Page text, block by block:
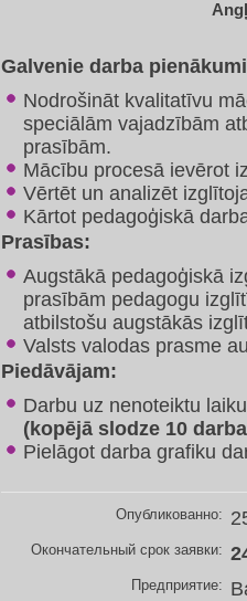
Galvenie darba
Nodrošināt kvalitatīvu
speciālām vajadzībām
prasībām.
Mācību procesā ievērot
Vērtēt un analizēt
Kārtot pedagoģiskā
Prasības:
Augstākā pedagoģiskā
prasībām pedagogu
atbilstošu augstākās
Valsts valodas prasme
Piedāvājam:
Darbu uz nenoteiktu
(kopējā slodze 10
Pielāgot darba grafiku
Опубликованно:
Окончательный срок заявки:
Предприятие: